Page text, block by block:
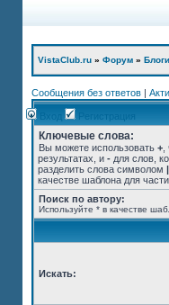
VistaClub.ru » Форум » Блоги
Сообщения без ответов |
Ключевые слова:
Вы можете использовать +
результатах, и - для слов,
разделить слова символом |
качестве шаблона для
Поиск по автору:
Используйте * в качестве
Искать: